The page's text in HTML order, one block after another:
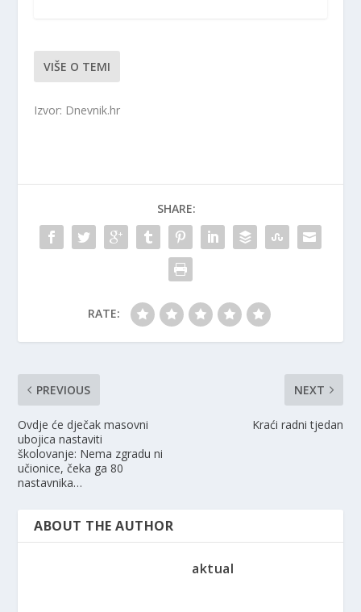
VIŠE O TEMI
Izvor: Dnevnik.hr
SHARE:
RATE:
PREVIOUS
Ovdje će dječak masovni
ubojica nastaviti
školovanje: Nema zgradu ni
učionice, čeka ga 80
nastavnika…
NEXT
Kraći radni tjedan
ABOUT THE AUTHOR
aktual